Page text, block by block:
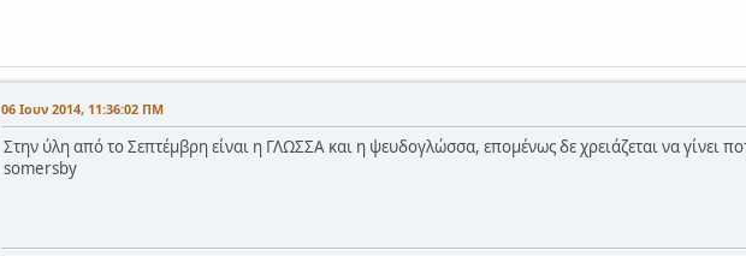
06 Ιουν 2014, 11:36:02 ΠΜ
Στην ύλη από το Σεπτέμβρη είναι η ΓΛΩΣΣΑ και η ψευδογλώσσα, επομένως δε χρειάζεται να γίνει
somersby